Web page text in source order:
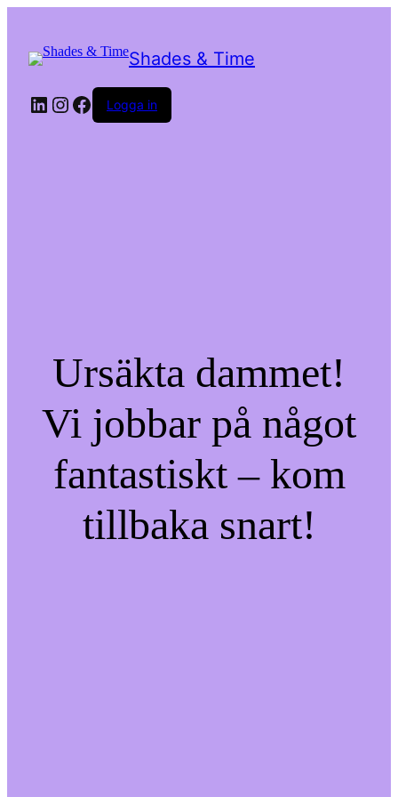
Shades & Time
LinkedIn
Instagram
Facebook
Logga in
Ursäkta dammet!
Vi jobbar på något
fantastiskt – kom
tillbaka snart!